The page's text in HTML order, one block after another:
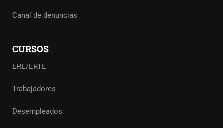
Canal de denuncias
CURSOS
ERE/ERTE
Trabajadores
Desempleados